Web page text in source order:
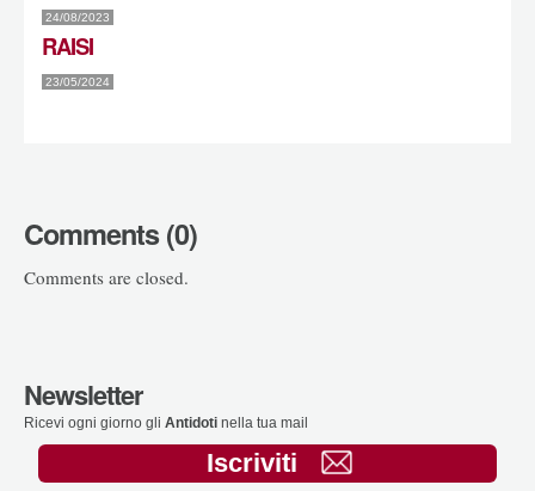
24/08/2023
RAISI
23/05/2024
Comments (0)
Comments are closed.
Newsletter
Ricevi ogni giorno gli Antidoti nella tua mail
Iscriviti